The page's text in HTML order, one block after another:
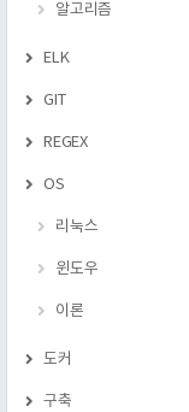
알고리즘
ELK
GIT
REGEX
OS
리눅스
윈도우
이론
도커
구축